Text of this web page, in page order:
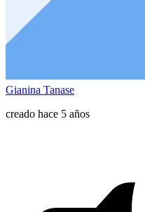
Gianina Tanase
creado hace 5 años